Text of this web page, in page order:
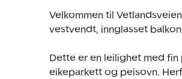
Velkommen til
vestvendt, innglasset
Dette er en leilighet med
eikeparkett og peisovn.